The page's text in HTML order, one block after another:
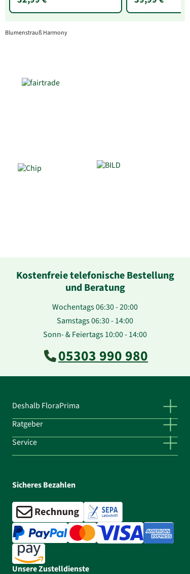
Blumenstrauß Harmony
Kostenfreie telefonische Bestellung
und Beratung
Wochentags 06:30 - 20:00
Samstags 06:30 - 14:00
Sonn- & Feiertags 10:00 - 14:00
05303 990 980
Deshalb FloraPrima
Ratgeber
Service
Sicheres Bezahlen
Unsere Zustelldienste